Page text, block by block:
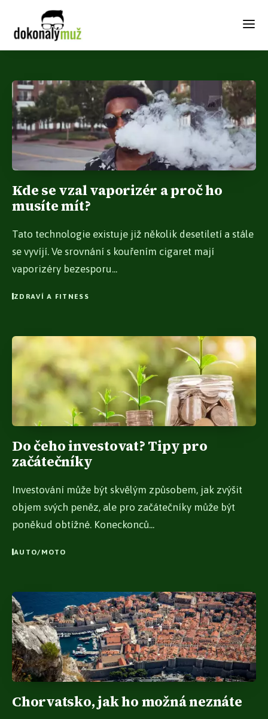
Kde se vzal vaporizér a proč ho
musíte mít?
Tato technologie existuje již několik desetiletí a stále
se vyvíjí. Ve srovnání s kouřením cigaret mají
vaporizéry bezesporu...
ZDRAVÍ A FITNESS
Do čeho investovat? Tipy pro
začátečníky
Investování může být skvělým způsobem, jak zvýšit
objem svých peněz, ale pro začátečníky může být
poněkud obtížné. Koneckonců...
AUTO/MOTO
Chorvatsko, jak ho možná neznáte